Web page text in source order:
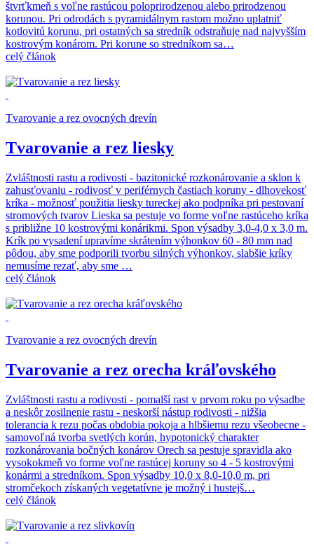
štvrťkmeň s voľne rastúcou poloprirodzenou alebo prirodzenou
korunou. Pri odrodách s pyramidálnym rastom možno uplatniť
kotlovitú korunu, pri ostatných sa stredník odstraňuje nad najvyšším
kostrovým konárom. Pri korune so stredníkom sa…
celý článok
Tvarovanie a rez ovocných drevín
Tvarovanie a rez liesky
Zvláštnosti rastu a rodivosti - bazitonické rozkonárovanie a sklon k
zahusťovaniu - rodivosť v periférnych častiach koruny - dlhovekosť
kríka - možnosť použitia liesky tureckej ako podpníka pri pestovaní
stromových tvarov Lieska sa pestuje vo forme voľne rastúceho kríka
s približne 10 kostrovými konárikmi. Spon výsadby 3,0-4,0 x 3,0 m.
Krík po vysadení upravíme skrátením výhonkov 60 - 80 mm nad
pôdou, aby sme podporili tvorbu silných výhonkov, slabšie kríky
nemusíme rezať, aby sme …
celý článok
Tvarovanie a rez ovocných drevín
Tvarovanie a rez orecha kráľovského
Zvláštnosti rastu a rodivosti - pomalší rast v prvom roku po výsadbe
a neskôr zosilnenie rastu - neskorší nástup rodivosti - nižšia
tolerancia k rezu počas obdobia pokoja a hlbšiemu rezu všeobecne -
samovoľná tvorba svetlých korún, hypotonický charakter
rozkonárovania bočných konárov Orech sa pestuje spravidla ako
vysokokmeň vo forme voľne rastúcej koruny so 4 - 5 kostrovými
konármi a stredníkom. Spon výsadby 10,0 x 8,0-10,0 m, pri
stromčekoch získaných vegetatívne je možný i hustejš…
celý článok